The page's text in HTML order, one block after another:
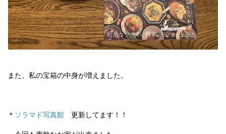
また、私の宝箱の中身が増えました。
＊ ソラマド写真館 更新してます！！